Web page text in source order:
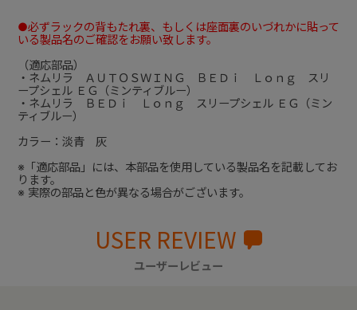
●必ずラックの背もたれ裏、もしくは座面裏のいづれかに貼って
いる製品名のご確認をお願い致します。
（適応部品）
・ネムリラ ＡＵＴＯＳＷＩＮＧ ＢＥＤｉ Ｌｏｎｇ スリ
ープシェル ＥＧ（ミンティブルー）
・ネムリラ ＢＥＤｉ Ｌｏｎｇ スリープシェル ＥＧ（ミン
ティブルー）
カラー：淡青 灰
※「適応部品」には、本部品を使用している製品名を記載してお
ります。
※ 実際の部品と色が異なる場合がございます。
USER REVIEW
ユーザーレビュー